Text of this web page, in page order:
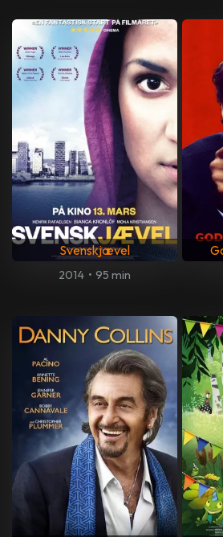
Svenskjævel
2014 • 95 min